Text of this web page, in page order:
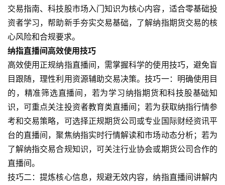
黄
金
期
货
交易指南、科技股市场入门知识为核心内容，适合零基础投
资者学习，帮助新手夯实交易基础，了解纳指期货交易的核
心风险和合规要求。
纳指直播间高效使用技巧
高效使用正规纳指直播间，需掌握科学的使用技巧，避免盲
目跟随，理性利用资源辅助交易决策。技巧一：明确使用目
的，精准筛选直播间，若为学习纳指期货和科技股基础知
识，可重点关注投资者教育类直播间；若为获取纳指行情参
考和交易策略，可选择正规期货公司或专业国际财经资讯平
台的直播间，聚焦纳指实时行情解读和市场动态分析；若为
了解纳指交易合规知识，可关注行业协会或期货公司合作的
直播间。
技巧二：提炼核心信息，规避无效内容，纳指直播间讲解内